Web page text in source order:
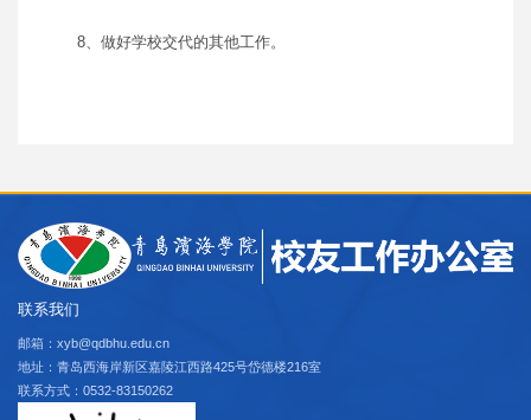
8、做好学校交代的其他工作。
联系我们
邮箱：xyb@qdbhu.edu.cn
地址：青岛西海岸新区嘉陵江西路425号岱德楼216室
联系方式：0532-83150262